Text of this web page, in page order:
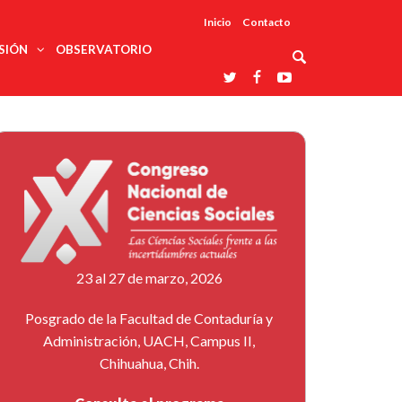
Inicio Contacto
ciencias
profesionales
trabajo
Redes
temáticas
Laboratorios
nacionales
Entidades
afines
Reconoce
La UDUALC
A La
Universidad
De México
En Su 475
Aniversario
OBSERVATORIO
23 al 27 de marzo, 2026
Posgrado de la Facultad de Contaduría y
Administración, UACH, Campus II,
Chihuahua, Chih.